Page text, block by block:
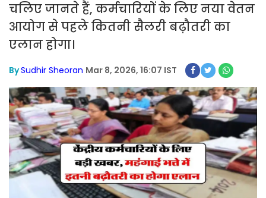
चलिए जानते हैं, कर्मचारियों के लिए नया वेतन
आयोग से पहले कितनी सैलरी बढ़ौतरी का
एलान होगा।
BySudhir Sheoran Mar 8, 2026, 16:07 IST